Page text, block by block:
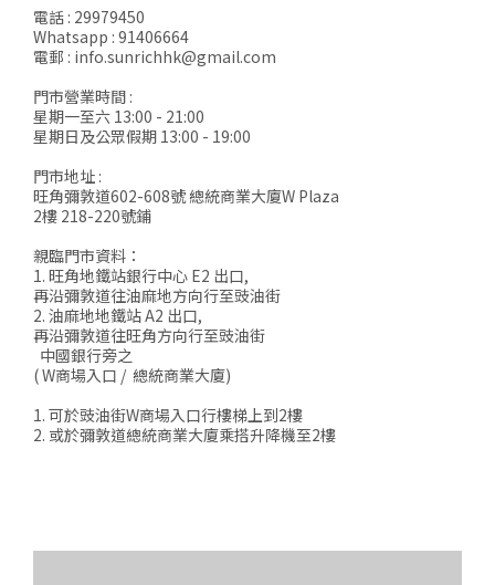
電話 : 29979450
Whatsapp : 91406664
電郵 : info.sunrichhk@gmail.com
門市營業時間 :
星期一至六 13:00 - 21:00
星期日及公眾假期 13:00 - 19:00
門市地址 :
旺角彌敦道602-608號 總統商業大廈W Plaza
2樓 218-220號鋪
親臨門市資料：
1. 旺角地鐵站銀行中心 E2 出口,
再沿彌敦道往油麻地方向行至豉油街
2. 油麻地地鐵站 A2 出口,
再沿彌敦道往旺角方向行至豉油街
中國銀行旁之
( W商場入口 / 總統商業大廈)
1. 可於豉油街W商場入口行樓梯上到2樓
2. 或於彌敦道總統商業大廈乘搭升降機至2樓